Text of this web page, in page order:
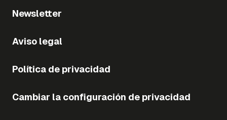
Newsletter
Aviso legal
Política de privacidad
Cambiar la configuración de privacidad